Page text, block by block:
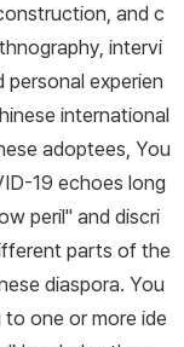
and c
intervi
personal experien
international
adoptees, You
19 echoes long
peril" and discri
parts of the
diaspora. You
one or more ide